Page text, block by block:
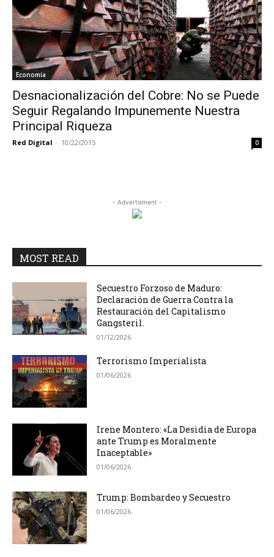
Economía
Desnacionalización del Cobre: No se Puede
Seguir Regalando Impunemente Nuestra
Principal Riqueza
Red Digital - 10/22/2015 0
- Advertisment -
MOST READ
Secuestro Forzoso de Maduro:
Declaración de Guerra Contra la
Restauración del Capitalismo
Gangsteril.
01/12/2026
Terrorismo Imperialista
01/06/2026
Irene Montero: «La Desidia de Europa
ante Trump es Moralmente
Inaceptable»
01/06/2026
Trump: Bombardeo y Secuestro
01/06/2026